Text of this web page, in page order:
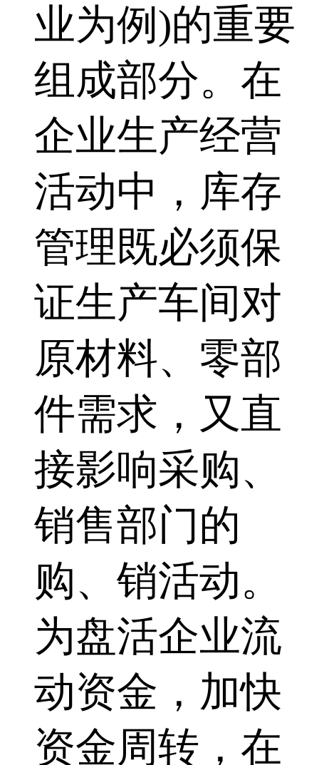
业为例)的重要
组成部分。在
企业生产经营
活动中，库存
管理既必须保
证生产车间对
原材料、零部
件需求，又直
接影响采购、
销售部门的
购、销活动。
为盘活企业流
动资金，加快
资金周转，在